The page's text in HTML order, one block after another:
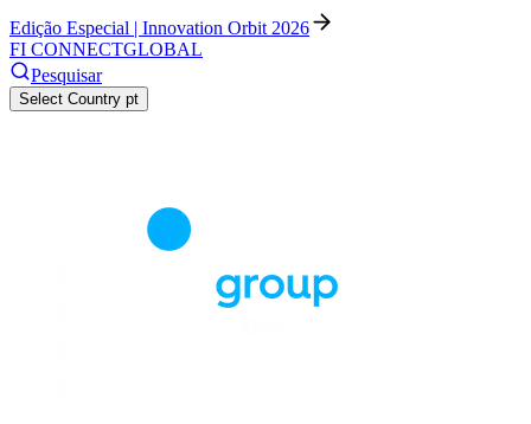
Edição Especial | Innovation Orbit 2026
FI CONNECTGLOBAL
Pesquisar
Select Country pt